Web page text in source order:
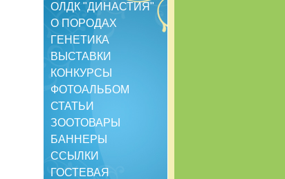
ОЛДК "ДИНАСТИЯ"
О ПОРОДАХ
ГЕНЕТИКА
ВЫСТАВКИ
КОНКУРСЫ
ФОТОАЛЬБОМ
СТАТЬИ
ЗООТОВАРЫ
БАННЕРЫ
ССЫЛКИ
ГОСТЕВАЯ